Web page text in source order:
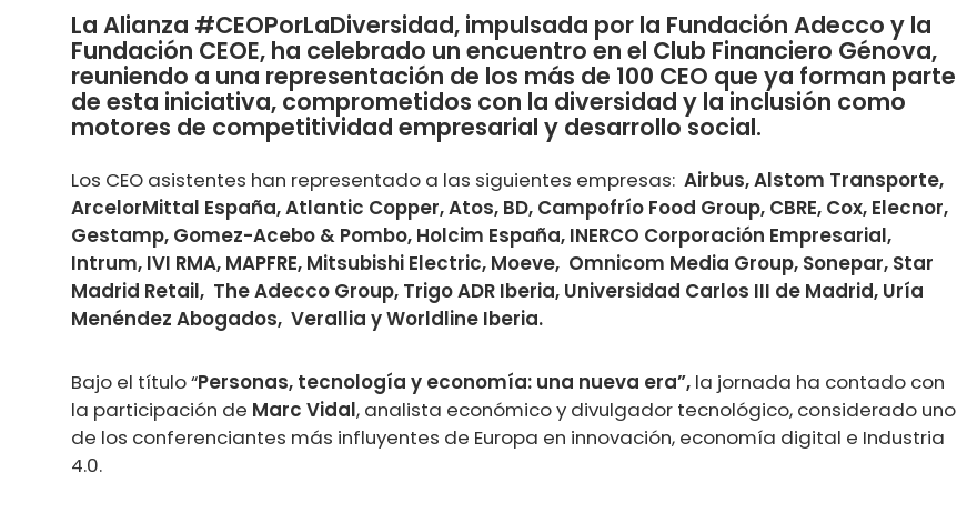
La Alianza #CEOPorLaDiversidad, impulsada por la Fundación Adecco y la
Fundación CEOE, ha celebrado un encuentro en el Club Financiero Génova,
reuniendo a una representación de los más de 100 CEO que ya forman parte
de esta iniciativa, comprometidos con la diversidad y la inclusión como
motores de competitividad empresarial y desarrollo social.
Los CEO asistentes han representado a las siguientes empresas: Airbus, Alstom Transporte,
ArcelorMittal España, Atlantic Copper, Atos, BD, Campofrío Food Group, CBRE, Cox, Elecnor,
Gestamp, Gomez-Acebo & Pombo, Holcim España, INERCO Corporación Empresarial,
Intrum, IVI RMA, MAPFRE, Mitsubishi Electric, Moeve, Omnicom Media Group, Sonepar, Star
Madrid Retail, The Adecco Group, Trigo ADR Iberia, Universidad Carlos III de Madrid, Uría
Menéndez Abogados, Verallia y Worldline Iberia.
Bajo el título “Personas, tecnología y economía: una nueva era”, la jornada ha contado con
la participación de Marc Vidal, analista económico y divulgador tecnológico, considerado uno
de los conferenciantes más influyentes de Europa en innovación, economía digital e Industria
4.0.